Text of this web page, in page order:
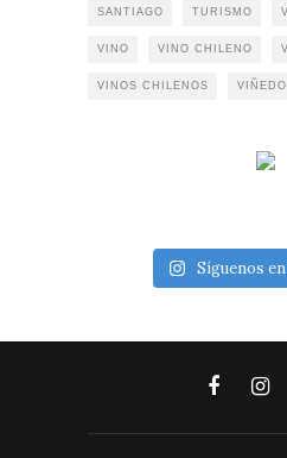
SANTIAGO TURISMO
VINO VINO CHILENO
VINOS CHILENOS VIÑEDO
Síguenos